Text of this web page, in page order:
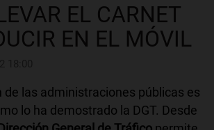
EL CARNET
EN EL MÓVIL
de las administraciones públicas es
lo ha demostrado la DGT. Desde